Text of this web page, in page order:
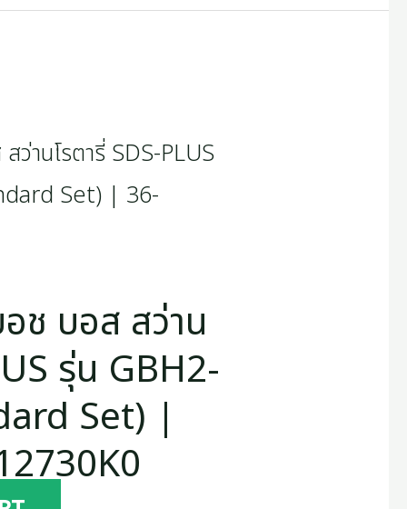
ช บอส สว่าน
รุ่น GBH2-
Set) |